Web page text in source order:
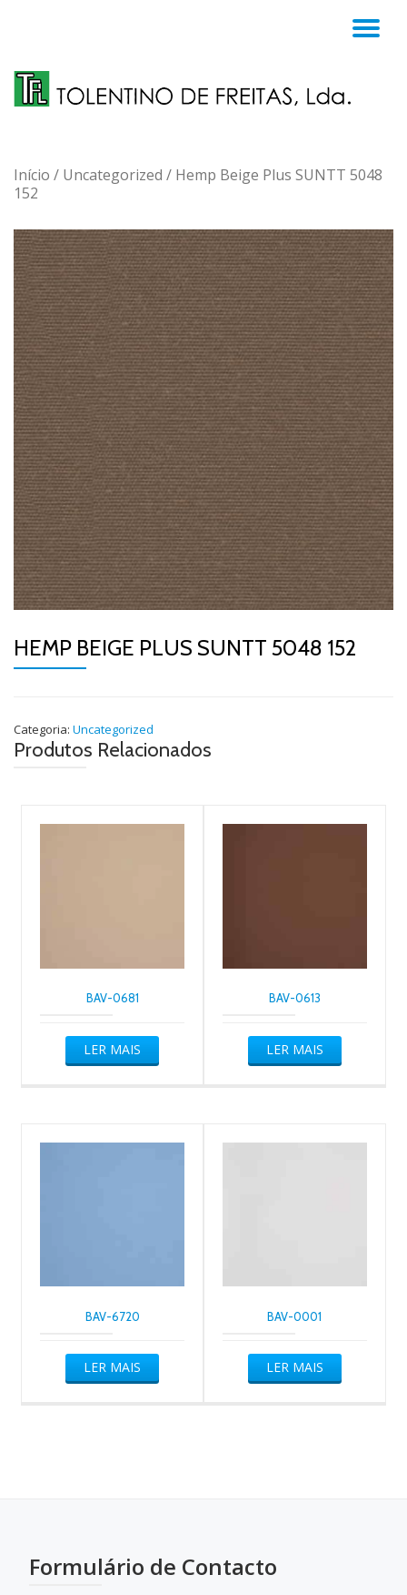
content
Início / Uncategorized / Hemp Beige Plus SUNTT 5048
152
HEMP BEIGE PLUS SUNTT 5048 152
Categoria: Uncategorized
Produtos Relacionados
BAV-0681
LER MAIS
BAV-0613
LER MAIS
BAV-6720
LER MAIS
BAV-0001
LER MAIS
Formulário de Contacto